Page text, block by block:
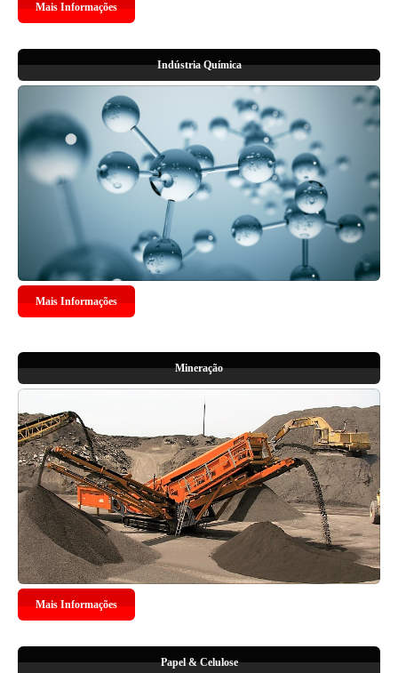
Mais Informações
Indústria Química
Mais Informações
Mineração
Mais Informações
Papel & Celulose